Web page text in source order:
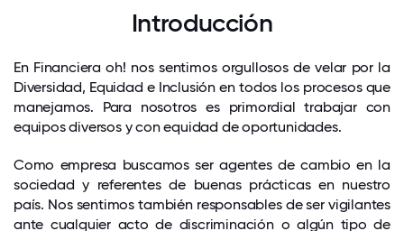
Introducción
En Financiera oh! nos sentimos orgullosos de velar por la
Diversidad, Equidad e Inclusión en todos los procesos que
manejamos. Para nosotros es primordial trabajar con
equipos diversos y con equidad de oportunidades.
Como empresa buscamos ser agentes de cambio en la
sociedad y referentes de buenas prácticas en nuestro
país. Nos sentimos también responsables de ser vigilantes
ante cualquier acto de discriminación o algún tipo de